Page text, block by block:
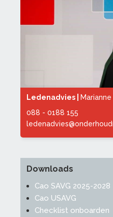
Ledenadvies |
088 - 0188 155
Downloads
Cao SAVG 2025-2028
Cao USAVG
Checklist onboarden